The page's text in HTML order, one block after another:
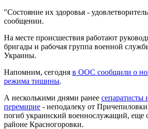
"Состояние их здоровья -
сообщении.
На месте происшествия работают
бригады и рабочая группа военной
Украины.
Напомним, сегодня в ООС сообщили о
режима тишины.
А несколькими днями ранее сепаратисты
перемирие - неподалеку от
погиб украинский военнослужащий, еще
районе Красногоровки.